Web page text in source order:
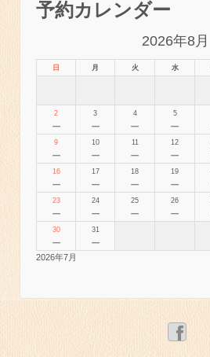
予約カレンダー
2026年8月
日 月 火 水
2
－
3
－
4
－
5
－
9
－
10
－
11
－
12
－
16
－
17
－
18
－
19
－
23
－
24
－
25
－
26
－
30
－
31
－
2026年7月